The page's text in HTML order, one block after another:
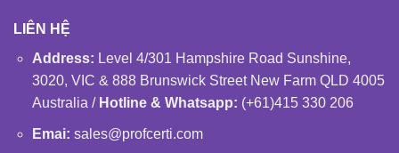
LIÊN HỆ
Address: Level 4/301 Hampshire Road Sunshine,
3020, VIC & 888 Brunswick Street New Farm QLD 4005
Australia / Hotline & Whatsapp: (+61)415 330 206
Emai: sales@profcerti.com